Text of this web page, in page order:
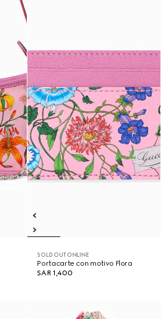
SOLD OUT ONLINE
Portacarte con motivo Flora
SAR 1,400